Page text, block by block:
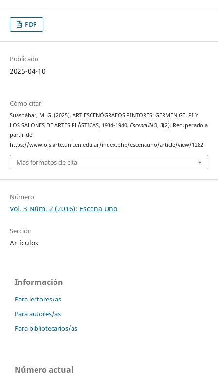
PDF
Publicado
2025-04-10
Cómo citar
Suasnábar, M. G. (2025). ART ESCENÓGRAFOS PINTORES: GERMEN GELPI Y
LOS SALONES DE ARTES PLÁSTICAS, 1934-1940. EscenaUNO, 3(2). Recuperado a
partir de
https://www.ojs.arte.unicen.edu.ar/index.php/escenauno/article/view/1282
Más formatos de cita
Número
Vol. 3 Núm. 2 (2016): Escena Uno
Sección
Artículos
Información
Para lectores/as
Para autores/as
Para bibliotecarios/as
Número actual